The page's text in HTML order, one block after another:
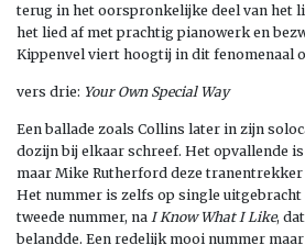
terug in het oorspronkelijke deel van het
het lied af met prachtig pianowerk en
Kippenvel viert hoogtij in dit fenomenaal
vers drie: Your Own Special Way
Een ballade zoals Collins later in zijn
dozijn bij elkaar schreef. Het opvallende
maar Mike Rutherford deze
Het nummer is zelfs op single uitgebracht
tweede nummer, na I Know What I Like,
belandde. Een redelijk mooi nummer